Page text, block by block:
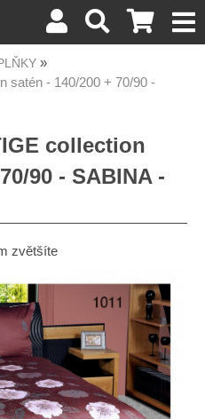
satén - 140/200 + 70/90 -
collection
90 - SABINA -
zvětšíte